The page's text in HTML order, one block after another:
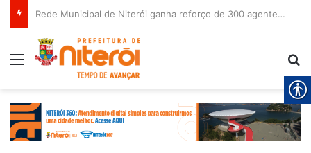
Rede Municipal de Niterói ganha reforço de 300 agentes de apoio escolar
Menu